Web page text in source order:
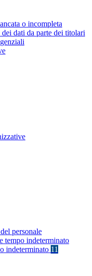
o incompleta
dati da parte dei titolari
personale
tempo indeterminato
indeterminato 11